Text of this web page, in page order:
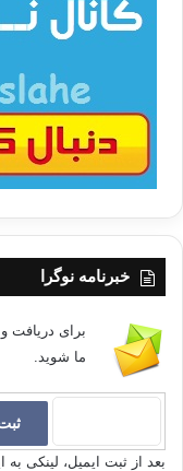
خبرنامه نوگرا
برای دریافت
ما شوید.
بعد از ثبت ایمیل، لینکی به